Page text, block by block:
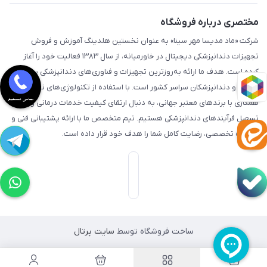
مختصری درباره فروشگاه
شرکت «ماد مدیسا مهر سینا» به عنوان نخستین هلدینگ آموزش و فروش
تجهیزات دندانپزشکی دیجیتال در خاورمیانه، از سال ۱۳۸۳ فعالیت خود را آغاز
کرده است. هدف ما ارائه به‌روزترین تجهیزات و فناوری‌های دندانپزشکی به مراکز
درمانی و دندانپزشکان سراسر کشور است. با استفاده از تکنولوژی‌های نوین و
همکاری با برندهای معتبر جهانی، به دنبال ارتقای کیفیت خدمات درمانی و
تسهیل فرآیندهای دندانپزشکی هستیم. تیم متخصص ما با ارائه پشتیبانی فنی و
مشاوره تخصصی، رضایت کامل شما را هدف خود قرار داده است.
ساخت فروشگاه توسط سایت پرتال